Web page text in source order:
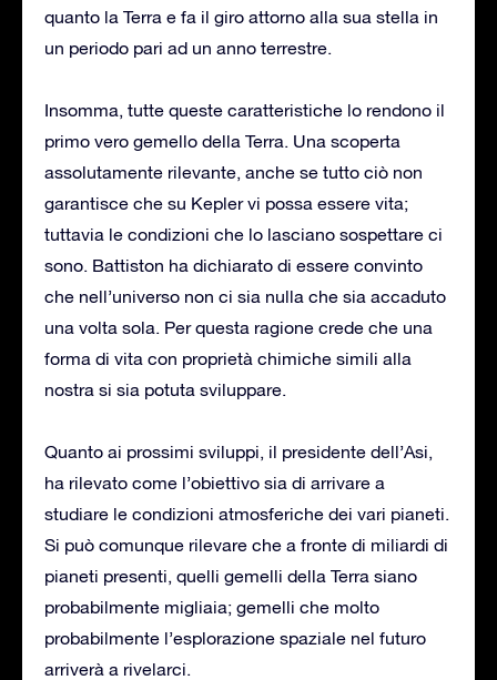
quanto la Terra e fa il giro attorno alla sua stella in
un periodo pari ad un anno terrestre.
Insomma, tutte queste caratteristiche lo rendono il
primo vero gemello della Terra. Una scoperta
assolutamente rilevante, anche se tutto ciò non
garantisce che su Kepler vi possa essere vita;
tuttavia le condizioni che lo lasciano sospettare ci
sono. Battiston ha dichiarato di essere convinto
che nell’universo non ci sia nulla che sia accaduto
una volta sola. Per questa ragione crede che una
forma di vita con proprietà chimiche simili alla
nostra si sia potuta sviluppare.
Quanto ai prossimi sviluppi, il presidente dell’Asi,
ha rilevato come l’obiettivo sia di arrivare a
studiare le condizioni atmosferiche dei vari pianeti.
Si può comunque rilevare che a fronte di miliardi di
pianeti presenti, quelli gemelli della Terra siano
probabilmente migliaia; gemelli che molto
probabilmente l’esplorazione spaziale nel futuro
arriverà a rivelarci.